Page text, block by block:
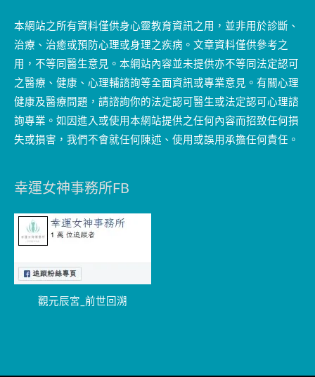
本網站之所有資料僅供身心靈教育資訊之用，並非用於診斷、
治療、治癒或預防心理或身理之疾病。文章資料僅供參考之
用，不等同醫生意見。本網站內容並未提供亦不等同法定認可
之醫療、健康、心理輔諮詢等全面資訊或專業意見。有關心理
健康及醫療問題，請諮詢你的法定認可醫生或法定認可心理諮
詢專業。如因進入或使用本網站提供之任何內容而招致任何損
失或損害，我們不會就任何陳述、使用或誤用承擔任何責任。
幸運女神事務所FB
觀元辰宮_前世回溯